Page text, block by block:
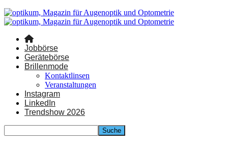
Jobbörse
Gerätebörse
Brillenmode
Kontaktlinsen
Veranstaltungen
Instagram
LinkedIn
Trendshow 2026